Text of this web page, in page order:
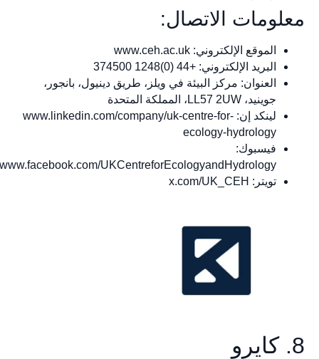
معلومات الاتصال:
الموقع الإلكتروني: www.ceh.ac.uk
البريد الإلكتروني: +44 (0)1248 374500
العنوان: مركز البيئة في ويلز، طريق دينيول، بانجور،
جوينيد، LL57 2UW، المملكة المتحدة
لينكد إن: www.linkedin.com/company/uk-centre-for-
ecology-hydrology
فيسبوك:
www.facebook.com/UKCentreforEcologyandHydrology
تويتر: x.com/UK_CEH
8. كايرو